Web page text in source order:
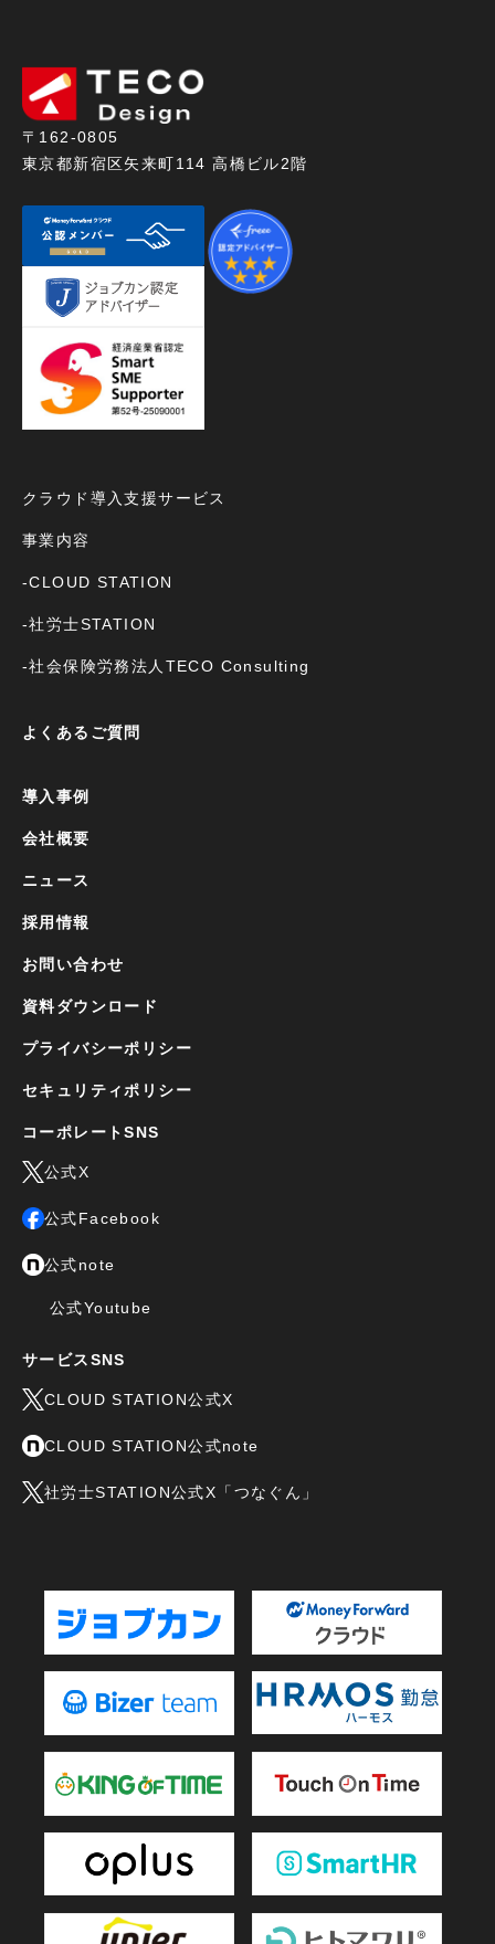
〒162-0805
東京都新宿区矢来町114 高橋ビル2階
クラウド導入支援サービス
事業内容
-CLOUD STATION
-社労士STATION
-社会保険労務法人TECO Consulting
よくあるご質問
導入事例
会社概要
ニュース
採用情報
お問い合わせ
資料ダウンロード
プライバシーポリシー
セキュリティポリシー
コーポレートSNS
公式X
公式Facebook
公式note
公式Youtube
サービスSNS
CLOUD STATION公式X
CLOUD STATION公式note
社労士STATION公式X「つなぐん」